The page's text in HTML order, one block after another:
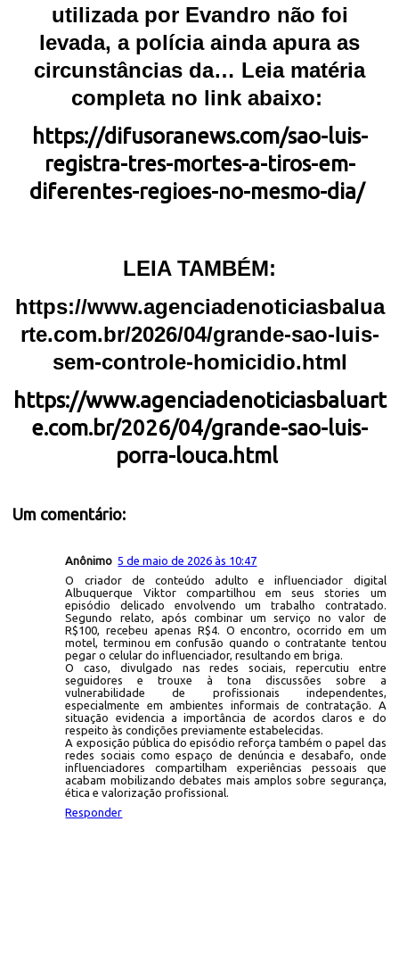
utilizada por Evandro não foi
levada, a polícia ainda apura as
circunstâncias da… Leia matéria
completa no link abaixo:
https://difusoranews.com/sao-luis-
registra-tres-mortes-a-tiros-em-
diferentes-regioes-no-mesmo-dia/
LEIA TAMBÉM:
https://www.agenciadenoticiasbalua
rte.com.br/2026/04/grande-sao-luis-
sem-controle-homicidio.html
https://www.agenciadenoticiasbaluart
e.com.br/2026/04/grande-sao-luis-
porra-louca.html
Um comentário:
Anônimo 5 de maio de 2026 às 10:47
O criador de conteúdo adulto e influenciador digital
Albuquerque Viktor compartilhou em seus stories um
episódio delicado envolvendo um trabalho contratado.
Segundo relato, após combinar um serviço no valor de
R$100, recebeu apenas R$4. O encontro, ocorrido em um
motel, terminou em confusão quando o contratante tentou
pegar o celular do influenciador, resultando em briga.
O caso, divulgado nas redes sociais, repercutiu entre
seguidores e trouxe à tona discussões sobre a
vulnerabilidade de profissionais independentes,
especialmente em ambientes informais de contratação. A
situação evidencia a importância de acordos claros e do
respeito às condições previamente estabelecidas.
A exposição pública do episódio reforça também o papel das
redes sociais como espaço de denúncia e desabafo, onde
influenciadores compartilham experiências pessoais que
acabam mobilizando debates mais amplos sobre segurança,
ética e valorização profissional.
Responder